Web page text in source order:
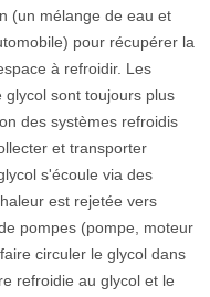
(un mélange de eau et
pour récupérer la
à refroidir. Les
sont toujours plus
des systèmes refroidis
et transporter
s'écoule via des
est rejetée vers
pompes (pompe, moteur
circuler le glycol dans
refroidie au glycol et le